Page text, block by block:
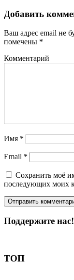
Добавить
Ваш адрес email не
помечены *
Комментарий
Имя *
Email *
Сохранить моё
последующих моих
Поддержите нас!
ТОП